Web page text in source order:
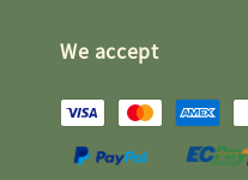
We accept